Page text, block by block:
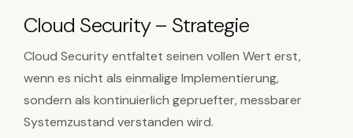
Cloud Security – Strategie
Cloud Security entfaltet seinen vollen Wert erst,
wenn es nicht als einmalige Implementierung,
sondern als kontinuierlich gepruefter, messbarer
Systemzustand verstanden wird.